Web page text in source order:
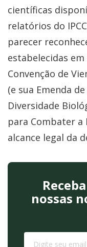
científicas
relatórios do
parecer
estabelecidas
Convenção de
(e sua Emenda
Diversidade
para Combater a
alcance legal da
nossas